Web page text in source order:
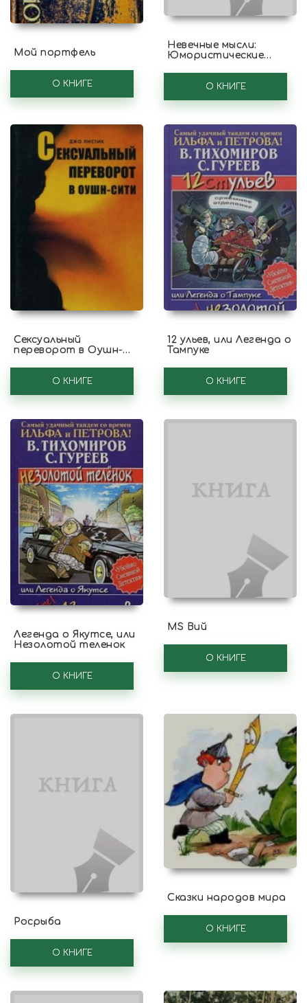
Мой портфель
О КНИГЕ
Невечные мысли:
Юмористические
О КНИГЕ
Сексуальный
переворот в Оушн-
О КНИГЕ
12 ульев, или Легенда о
Тампуке
О КНИГЕ
Легенда о Якутсе, или
Незолотой теленок
О КНИГЕ
MS Вий
О КНИГЕ
Росрыба
О КНИГЕ
Сказки народов мира
О КНИГЕ